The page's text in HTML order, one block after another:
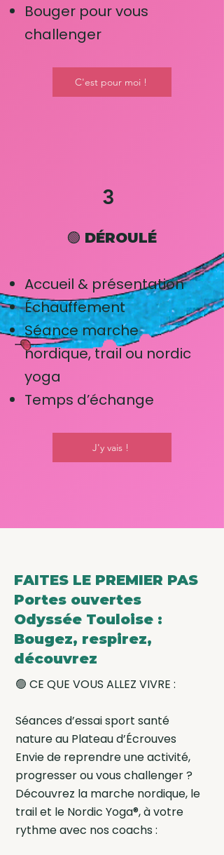
Bouger pour vous
challenger
C'est pour moi !
3
🟢 DÉROULÉ
Accueil & présentation
Échauffement
Séance marche
nordique, trail ou nordic
yoga
Temps d’échange
J'y vais !
FAITES LE PREMIER PAS
Portes ouvertes
Odyssée Touloise :
Bougez, respirez,
découvrez
🟢 CE QUE VOUS ALLEZ VIVRE :
Séances d’essai sport santé
nature au Plateau d’Écrouves
Envie de reprendre une activité,
progresser ou vous challenger ?
Découvrez la marche nordique, le
trail et le Nordic Yoga®, à votre
rythme avec nos coachs :